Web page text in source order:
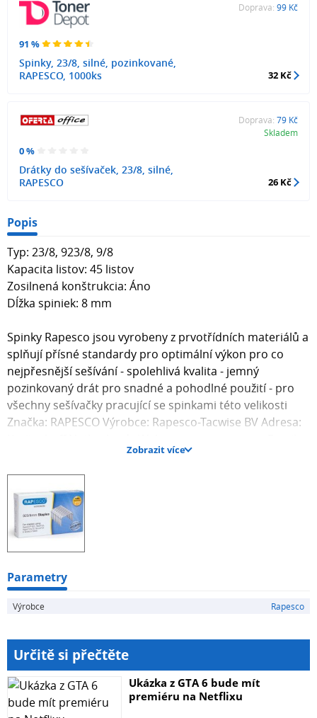
91 %
Spinky, 23/8, silné, pozinkované,
RAPESCO, 1000ks
Doprava: 99 Kč
32 Kč
0 %
Drátky do sešívaček, 23/8, silné,
RAPESCO
Doprava: 79 Kč
Skladem
26 Kč
Popis
Typ: 23/8, 923/8, 9/8
Kapacita listov: 45 listov
Zosilnená konštrukcia: Áno
Dĺžka spiniek: 8 mm
Spinky Rapesco jsou vyrobeny z prvotřídních materiálů a
splňují přísné standardy pro optimální výkon pro co
nejpřesnější sešívání - spolehlivá kvalita - jemný
pozinkovaný drát pro snadné a pohodlné použití - pro
všechny sešívačky pracující se spinkami této velikosti
Značka: RAPESCO Výrobce: Rapesco-Tacwise BV Adresa:
support@rapesco-tacwise.nl
Zobrazit více
Parametry
Výrobce Rapesco
Určitě si přečtěte
Ukázka z GTA 6 bude mít
premiéru na Netflixu